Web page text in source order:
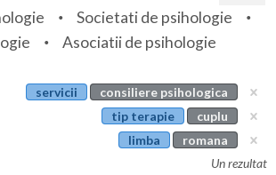
Societati de psihologie
Asociatii de psihologie
servicii
consiliere psihologica
tip terapie
cuplu
limba
romana
Un rezultat